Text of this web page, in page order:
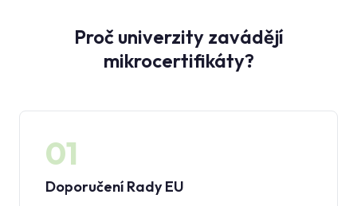
Proč univerzity zavádějí
mikrocertifikáty?
01
Doporučení Rady EU